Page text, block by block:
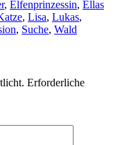
, Elfenprinzessin, Ellas
, Lisa, Lukas,
, Suche, Wald
Erforderliche